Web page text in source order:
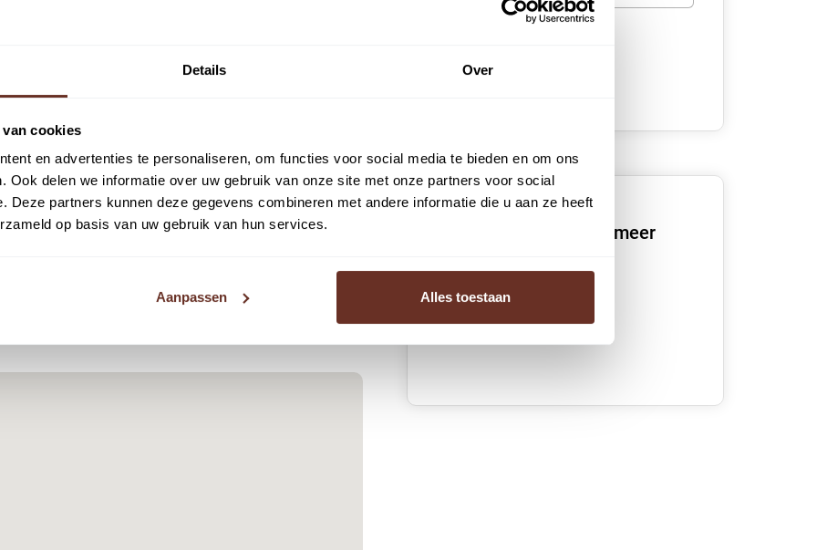
Details Over
cookies
en advertenties te personaliseren, om functies voor social media te bieden en om ons
Ook delen we informatie over uw gebruik van onze site met onze partners voor social
Deze partners kunnen deze gegevens combineren met andere informatie die u aan ze heeft
op basis van uw gebruik van hun services.
Aanpassen Alles toestaan
van circa 44 m² verdeeld over 2 kantoorkamers
staat opgeleverd, inclusief de navolgende
We vertellen je graag meer